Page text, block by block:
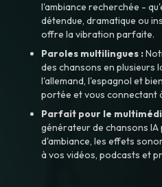
l'ambiance recherchée -
détendue, dramatique ou
offre la vibration parfaite.
Paroles multilingues :
des chansons en plusieurs
l'allemand, l'espagnol et
portée et vous connectant
Parfait pour le
générateur de chansons IA
d'ambiance, les effets
à vos vidéos, podcasts et